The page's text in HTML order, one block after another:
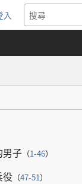
入
開
男子 （1-46）
役 （47-51）